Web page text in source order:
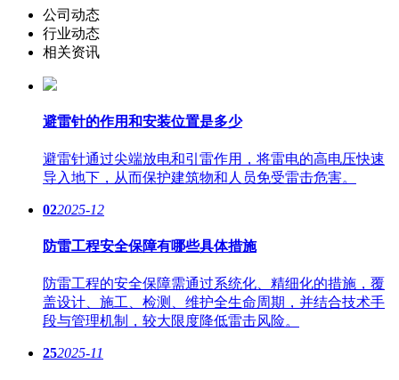
公司动态
行业动态
相关资讯
避雷针的作用和安装位置是多少
避雷针通过尖端放电和引雷作用，将雷电的高电压快速
导入地下，从而保护建筑物和人员免受雷击危害。
022025-12
防雷工程安全保障有哪些具体措施
防雷工程的安全保障需通过系统化、精细化的措施，覆
盖设计、施工、检测、维护全生命周期，并结合技术手
段与管理机制，较大限度降低雷击风险。
252025-11